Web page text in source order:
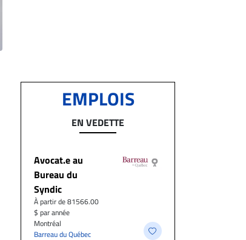
EMPLOIS
EN VEDETTE
Avocat.e au
Bureau du
Syndic
À partir de 81566.00
$ par année
Montréal
Barreau du Québec